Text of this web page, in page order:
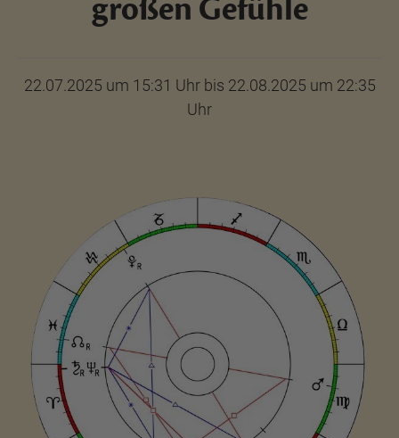
großen Gefühle
22.07.2025 um 15:31 Uhr bis 22.08.2025 um 22:35
Uhr